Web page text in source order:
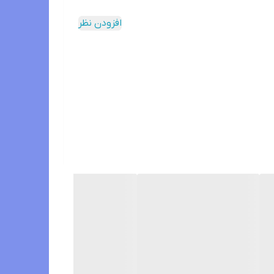
افزودن نظر